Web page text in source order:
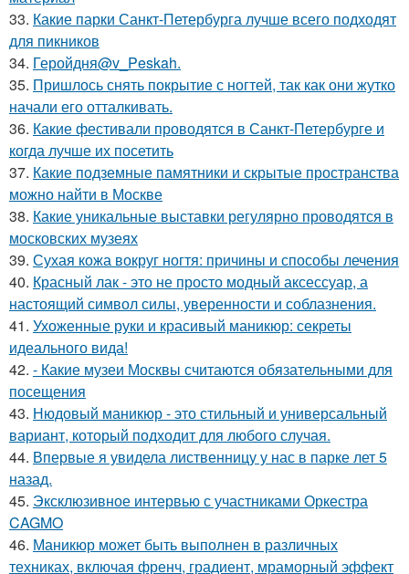
33. Какие парки Санкт-Петербурга лучше всего подходят
для пикников
34. Геройдня@v_Peskah.
35. Пришлось снять покрытие с ногтей, так как они жутко
начали его отталкивать.
36. Какие фестивали проводятся в Санкт-Петербурге и
когда лучше их посетить
37. Какие подземные памятники и скрытые пространства
можно найти в Москве
38. Какие уникальные выставки регулярно проводятся в
московских музеях
39. Сухая кожа вокруг ногтя: причины и способы лечения
40. Красный лак - это не просто модный аксессуар, а
настоящий символ силы, уверенности и соблазнения.
41. Ухоженные руки и красивый маникюр: секреты
идеального вида!
42. - Какие музеи Москвы считаются обязательными для
посещения
43. Нюдовый маникюр - это стильный и универсальный
вариант, который подходит для любого случая.
44. Впервые я увидела лиственницу у нас в парке лет 5
назад.
45. Эксклюзивное интервью с участниками Оркестра
CAGMO
46. Маникюр может быть выполнен в различных
техниках, включая френч, градиент, мраморный эффект